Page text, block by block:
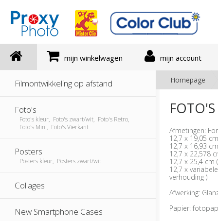
mijn winkelwagen mijn account
Filmontwikkeling op afstand
Foto's
Foto's kleur, Foto's zwart/wit, Foto's Retro,
Foto's Mini, Foto's Vierkant
Posters
Posters kleur, Posters zwart/wit
Collages
New Smartphone Cases
Homepage
Afmetingen:
12,7 x 19,05
12,7 x 16,93
12,7 x 22,578
12,7 x 25,4 cm
12,7 x
verhouding )
Afwerking:
Papier: